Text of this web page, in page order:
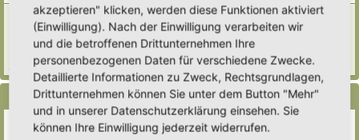
[Bitte lesen] Wie funktioniert die Eintragung Eurer
Gartenprojekte
Letzter Beitrag vonHortus anima l«So 15. Feb 2026, 18:08
Verfasst in
Eingetragener Hortus - Mein Hortus und ich!
Antworten:1
Themen
Reisighaufen
Letzter Beitrag vonTidofelder«Mi 11. Feb 2026, 12:37
akzeptieren" klicken, werden diese Funktionen aktiviert
(Einwilligung). Nach der Einwilligung verarbeiten wir
und die betroffenen Drittunternehmen Ihre
personenbezogenen Daten für verschiedene Zwecke.
Detaillierte Informationen zu Zweck, Rechtsgrundlagen,
Drittunternehmen können Sie unter dem Button "Mehr"
und in unserer Datenschutzerklärung einsehen. Sie
können Ihre Einwilligung jederzeit widerrufen.